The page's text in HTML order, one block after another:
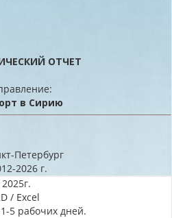
ОТЧЕТ
в Сирию
Петербург
2026 г.
/ Excel
1-5 рабочих дней.